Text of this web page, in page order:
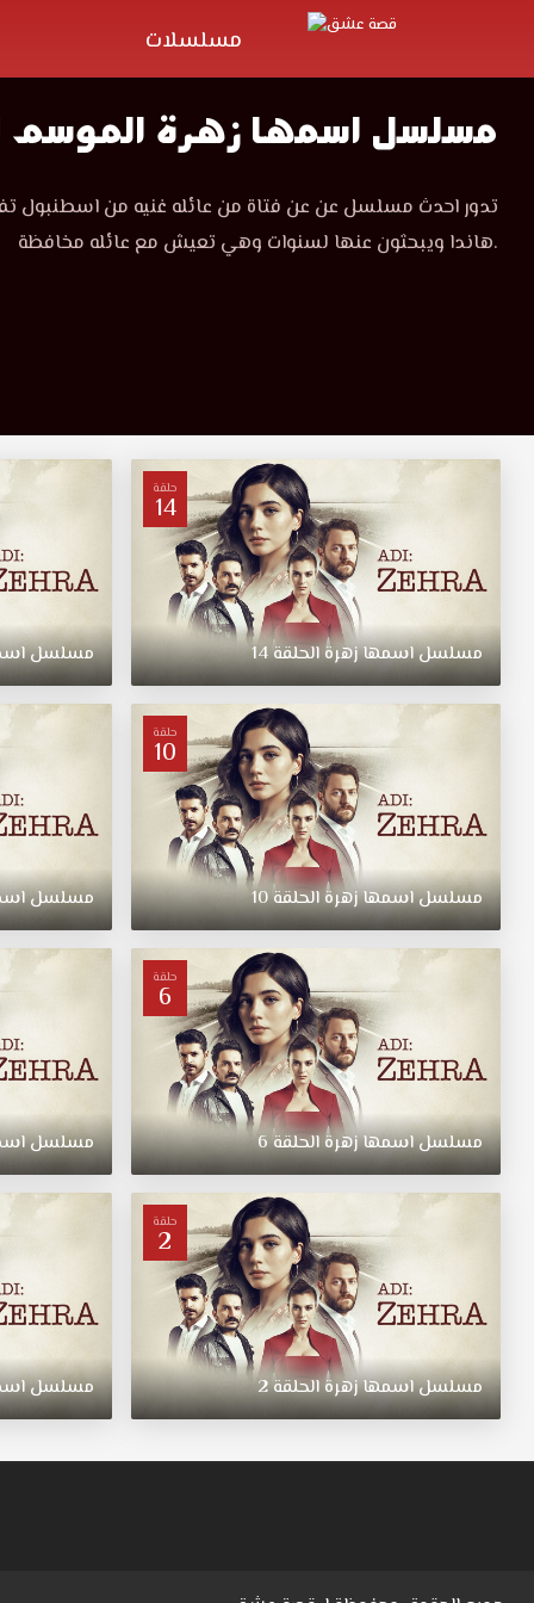
مسلسلات
مسلسل اسمها زهرة الموسم
تدور احدث مسلسل عن عن فتاة من عائله غنيه من اسطنبول
هاندا ويبحثون عنها لسنوات وهي تعيش مع عائله مخافظة.
حلقة
14
مسلسلاسمهازهرةالحلقة14 مسلسل
حلقة
10
مسلسلاسمهازهرةالحلقة10 مسلسل
حلقة
6
مسلسلاسمهازهرةالحلقة6 مسلسل
حلقة
2
مسلسلاسمهازهرةالحلقة2 مسلسل